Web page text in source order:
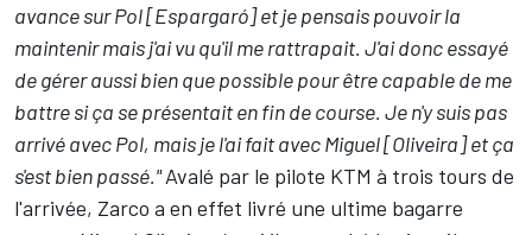
avance sur Pol [Espargaró] et je pensais pouvoir la
maintenir mais j'ai vu qu'il me rattrapait. J'ai donc essayé
de gérer aussi bien que possible pour être capable de me
battre si ça se présentait en fin de course. Je n'y suis pas
arrivé avec Pol, mais je l'ai fait avec Miguel [Oliveira] et ça
s'est bien passé."Avalé par le pilote KTM à trois tours de
l'arrivée, Zarco a en effet livré une ultime bagarre